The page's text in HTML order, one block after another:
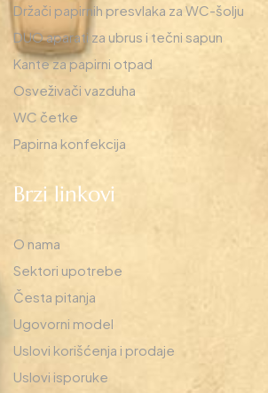
Držači papirnih presvlaka za WC-šolju
DUO aparati za ubrus i tečni sapun
Kante za papirni otpad
Osveživači vazduha
WC četke
Papirna konfekcija
Brzi linkovi
O nama
Sektori upotrebe
Česta pitanja
Ugovorni model
Uslovi korišćenja i prodaje
Uslovi isporuke